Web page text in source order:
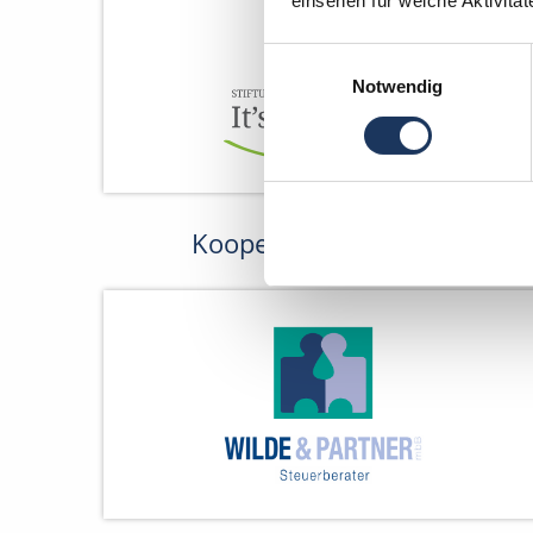
Notwendig
Kooperations-Partner